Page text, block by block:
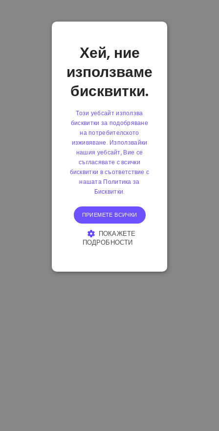
Хей, ние
използваме
бисквитки.
Този уебсайт използва
бисквитки за подобряване
на потребителското
изживяване. Използвайки
нашия уебсайт, Вие се
съгласявате с всички
бисквитки в съответствие с
нашата Политика за
Бисквитки.
ПРИЕМЕТЕ ВСИЧКИ
ПОКАЖЕТЕ
ПОДРОБНОСТИ